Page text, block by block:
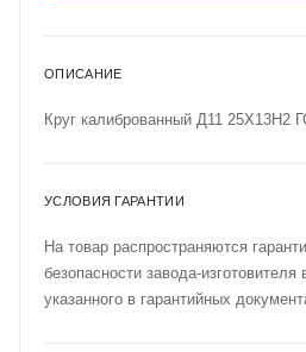
ОПИСАНИЕ
Круг калиброванный Д11 25Х13Н2
УСЛОВИЯ ГАРАНТИИ
На товар распространяются
безопасности завода-изготовителя
указанного в гарантийных